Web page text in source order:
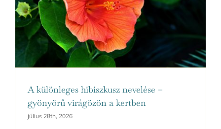
Kapcsolat
A különleges hibiszkusz nevelése –
gyönyörű virágözön a kertben
július 28th, 2026